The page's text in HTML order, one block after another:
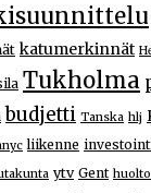
katumerkinnät
Tukholma
budjetti Tanska hlj
liikenne
ytv Gent